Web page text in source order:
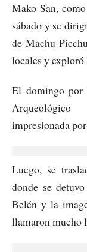
Mako San,
sábado y se
de Machu
locales y
El domingo por
impresionada
Luego, se
donde se
Belén y la
llamaron mucho